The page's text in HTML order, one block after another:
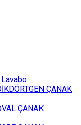
Lavabo
ÇANAK
ÇANAK